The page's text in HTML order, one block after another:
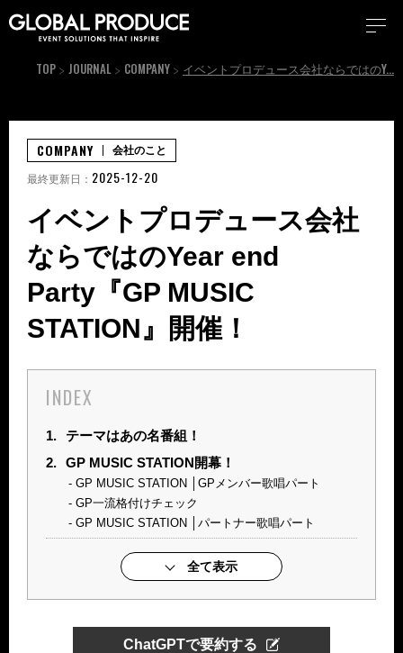
TOP JOURNAL COMPANY イベントプロデュース会社ならではのYear end Party『GP MUSIC STATION』開催！
イベントプロデュース会社
ならではのYear end
Party『GP MUSIC
STATION』開催！
INDEX
1.
テーマはあの名番組！
2. GP MUSIC STATION開幕！
GP MUSIC STATION │GPメンバー歌唱パート
GP一流格付けチェック
GP MUSIC STATION │パートナー歌唱パート
全て表示
ChatGPTで要約する
COMPANY 会社のこと
最終更新日： 2025-12-20